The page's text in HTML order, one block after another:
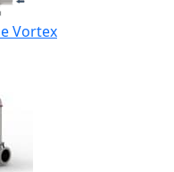
Vortex